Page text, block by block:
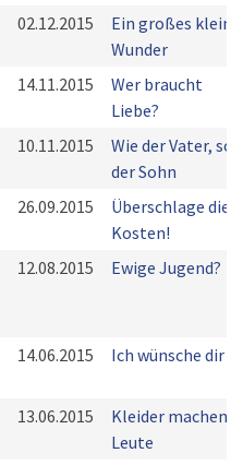
02.12.2015
Ein großes
Wunder
14.11.2015
Wer braucht
Liebe?
10.11.2015
Wie der Vater, so
der Sohn
26.09.2015
Überschlage die
Kosten!
12.08.2015 Ewige Jugend?
14.06.2015 Ich wünsche dir ...
13.06.2015
Kleider machen
Leute